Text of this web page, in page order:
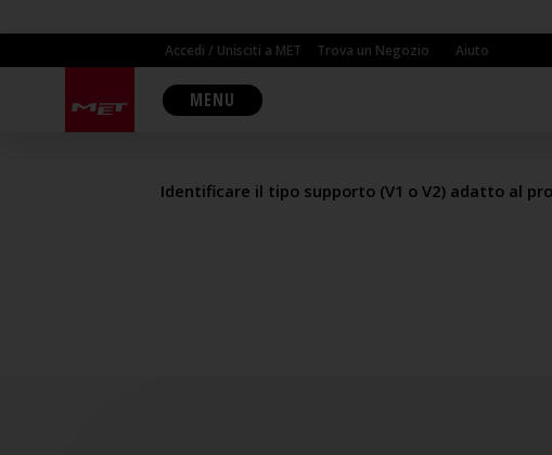
MENU
Accedi / Unisciti a MET Trova un Negozio Aiuto
COME
Identificare il tipo supporto (V1 o V2) adatto al